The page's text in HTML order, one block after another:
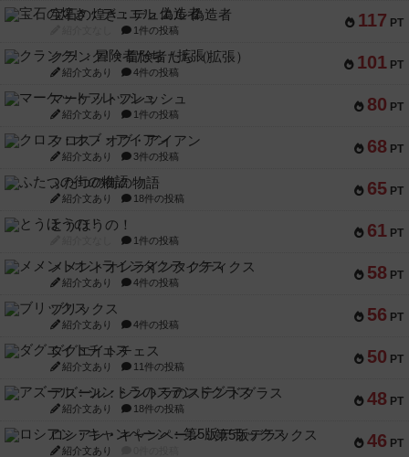
117 PT
宝石の煌き：デュエル 偽造者
1件の投稿
101 PT
クランク! ：冒険者たち（拡張）
紹介文あり 4件の投稿
80 PT
マーケットフレッシュ
紹介文あり 1件の投稿
68 PT
クロス・オブ・アイアン
紹介文あり 3件の投稿
65 PT
ふたつの街の物語
紹介文あり 18件の投稿
61 PT
とうほうの！
1件の投稿
58 PT
メメントオンラインタクティクス
紹介文あり 4件の投稿
56 PT
ブリックス
紹介文あり 4件の投稿
50 PT
ダグエイトチェス
紹介文あり 11件の投稿
48 PT
アズール：シントラのステンドグラス
紹介文あり 18件の投稿
46 PT
ロシアン・キャンペーン：第5版デラックス
紹介文あり